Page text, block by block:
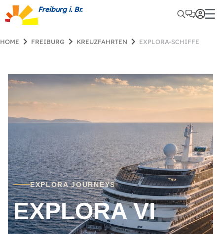
Freiburg i. Br.
HOME FREIBURG KREUZFAHRTEN EXPLORA-SCHIFFE
EXPLORA JOURNEYS
EXPLORA VI